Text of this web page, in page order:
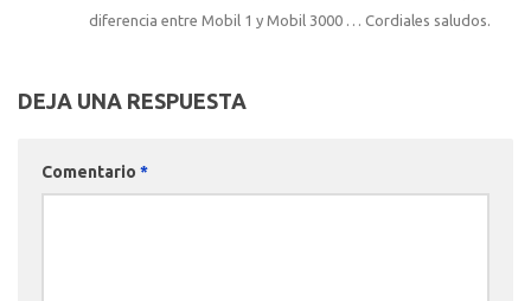
diferencia entre Mobil 1 y Mobil 3000 … Cordiales saludos.
DEJA UNA RESPUESTA
Comentario *